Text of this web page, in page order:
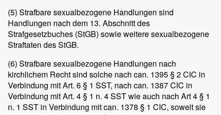
(5) Strafbare sexualbezogene Handlungen sind
Handlungen nach dem 13. Abschnitt des
Strafgesetzbuches (StGB) sowie weitere sexualbezogene
Straftaten des StGB.
(6) Strafbare sexualbezogene Handlungen nach
kirchlichem Recht sind solche nach can. 1395 § 2 CIC in
Verbindung mit Art. 6 § 1 SST, nach can. 1387 CIC in
Verbindung mit Art. 4 § 1 n. 4 SST wie auch nach Art 4 § 1
n. 1 SST in Verbindung mit can. 1378 § 1 CIC, soweit sie